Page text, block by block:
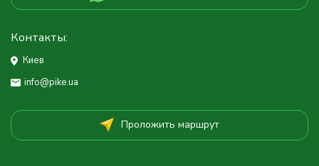
Контакты:
Киев
info@pike.ua
Проложить маршрут